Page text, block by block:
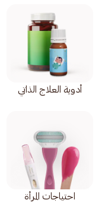
أدوية العلاج الذاتي
احتياجات المرأة